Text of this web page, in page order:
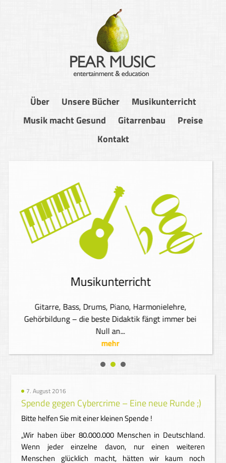
Über Unsere Bücher
Musikunterricht
Musik macht Gesund
Gitarrenbau
Preise
Kontakt
Musikunterricht
Gitarre, Bass, Drums, Piano, Harmonielehre,
Gehörbildung – die beste Didaktik fängt immer bei
Null an...
mehr
7. August 2016
Spende gegen Cybercrime – Eine neue Runde ;)
Bitte helfen Sie mit einer kleinen Spende !
„Wir haben über 80.000.000 Menschen in Deutschland.
Wenn jeder einzelne davon, nur einen weiteren
Menschen glücklich macht, hätten wir kaum noch